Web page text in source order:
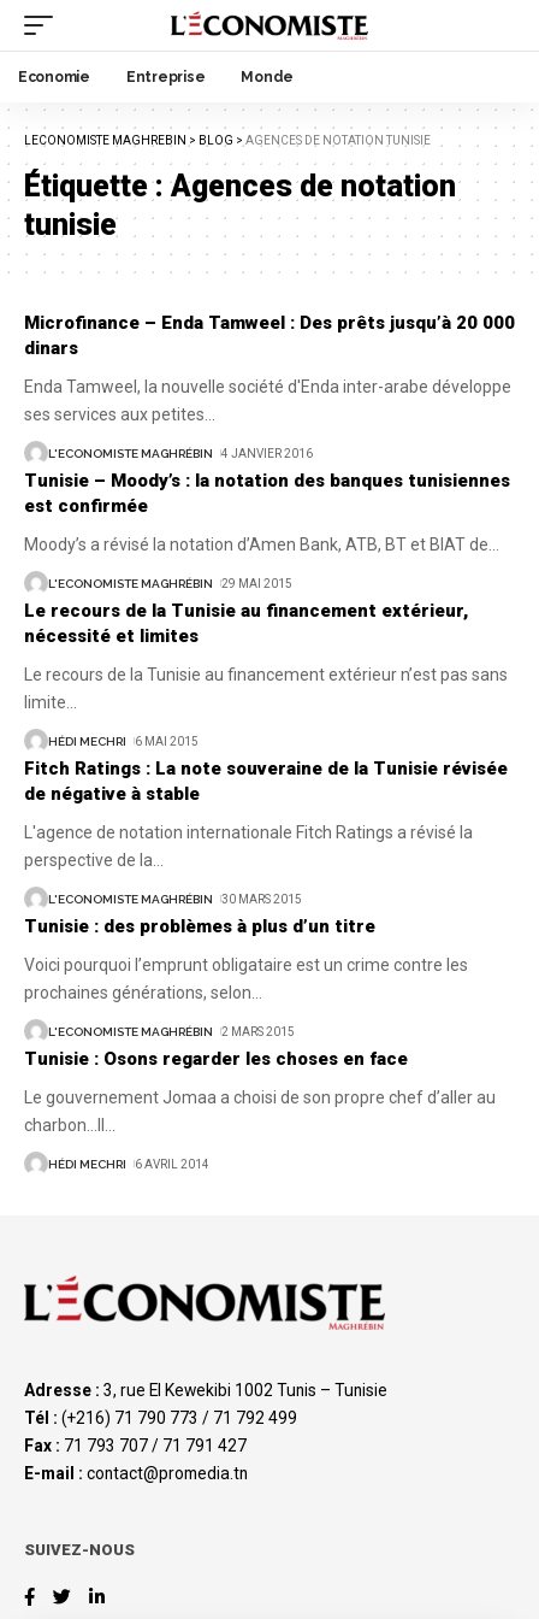
Economie Entreprise Monde
LECONOMISTE MAGHREBIN > BLOG > AGENCES DE NOTATION TUNISIE
Étiquette :Agences de notation
tunisie
Microfinance – Enda Tamweel : Des prêts jusqu’à 20 000
dinars
Enda Tamweel, la nouvelle société d'Enda inter-arabe développe
ses services aux petites
L'ECONOMISTE MAGHRÉBIN 4 JANVIER 2016
Tunisie – Moody’s : la notation des banques tunisiennes
est confirmée
Moody’s a révisé la notation d’Amen Bank, ATB, BT et BIAT de
L'ECONOMISTE MAGHRÉBIN 29 MAI 2015
Le recours de la Tunisie au financement extérieur,
nécessité et limites
Le recours de la Tunisie au financement extérieur n’est pas sans
limite
HÉDI MECHRI 6 MAI 2015
Fitch Ratings : La note souveraine de la Tunisie révisée
de négative à stable
L'agence de notation internationale Fitch Ratings a révisé la
perspective de la
L'ECONOMISTE MAGHRÉBIN 30 MARS 2015
Tunisie : des problèmes à plus d’un titre
Voici pourquoi l’emprunt obligataire est un crime contre les
prochaines générations, selon
L'ECONOMISTE MAGHRÉBIN 2 MARS 2015
Tunisie : Osons regarder les choses en face
Le gouvernement Jomaa a choisi de son propre chef d’aller au
charbon...Il
HÉDI MECHRI 6 AVRIL 2014
Adresse : 3, rue El Kewekibi 1002 Tunis – Tunisie
Tél : (+216) 71 790 773 / 71 792 499
Fax : 71 793 707 / 71 791 427
E-mail : contact@promedia.tn
SUIVEZ-NOUS